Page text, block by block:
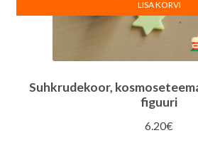
Suhkrudekoor,
figuuri
6.20€
LISA KORVI